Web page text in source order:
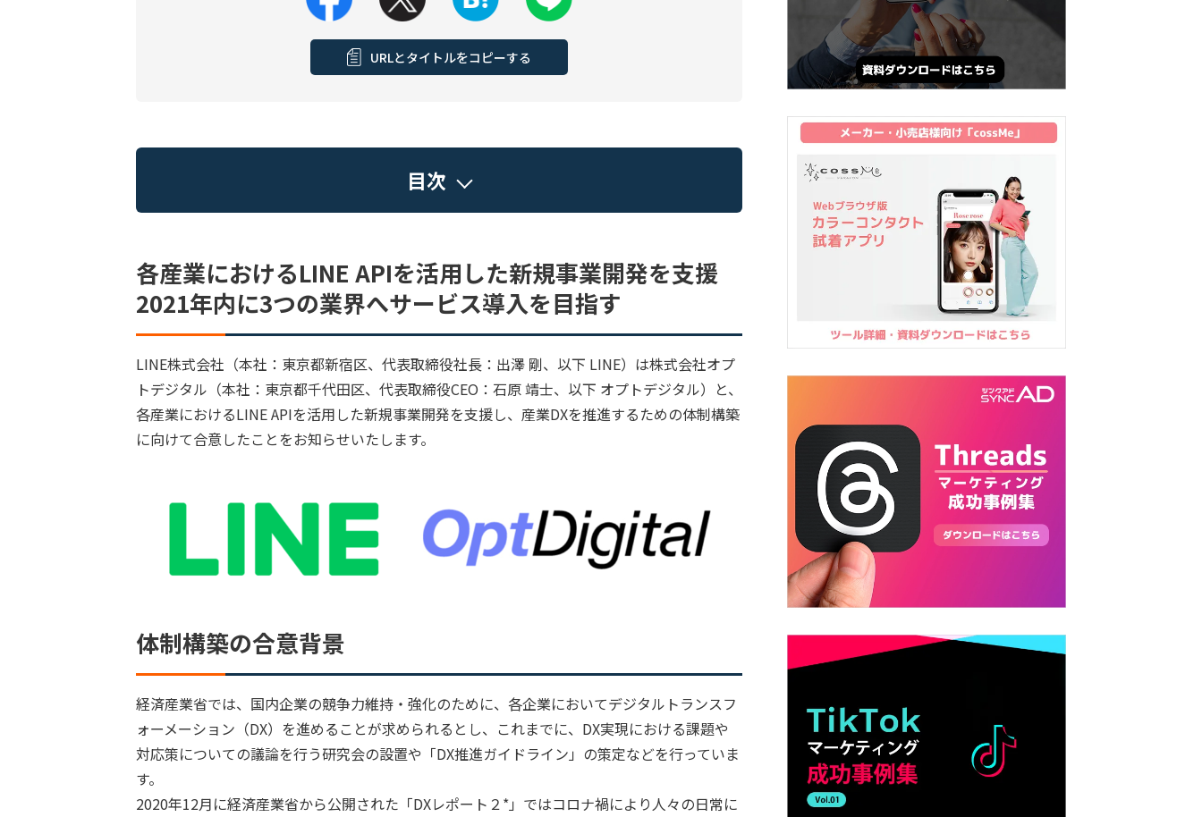
URLとタイトルをコピーする
目次
各産業におけるLINE APIを活用した新規事業開発を支援
2021年内に3つの業界へサービス導入を目指す
LINE株式会社（本社：東京都新宿区、代表取締役社長：出澤 剛、以下 LINE）は株式会社オプ
トデジタル（本社：東京都千代田区、代表取締役CEO：石原 靖士、以下 オプトデジタル）と、
各産業におけるLINE APIを活用した新規事業開発を支援し、産業DXを推進するための体制構築
に向けて合意したことをお知らせいたします。
体制構築の合意背景
経済産業省では、国内企業の競争力維持・強化のために、各企業においてデジタルトランスフ
ォーメーション（DX）を進めることが求められるとし、これまでに、DX実現における課題や
対応策についての議論を行う研究会の設置や「DX推進ガイドライン」の策定などを行っていま
す。
2020年12月に経済産業省から公開された「DXレポート２*」ではコロナ禍により人々の日常に